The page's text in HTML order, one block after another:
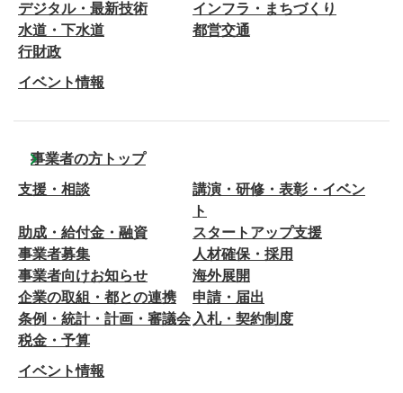
デジタル・最新技術
インフラ・まちづくり
水道・下水道
都営交通
行財政
イベント情報
事業者の方トップ
支援・相談
講演・研修・表彰・イベン
ト
助成・給付金・融資
スタートアップ支援
事業者募集
人材確保・採用
事業者向けお知らせ
海外展開
企業の取組・都との連携
申請・届出
条例・統計・計画・審議会 入札・契約制度
税金・予算
イベント情報